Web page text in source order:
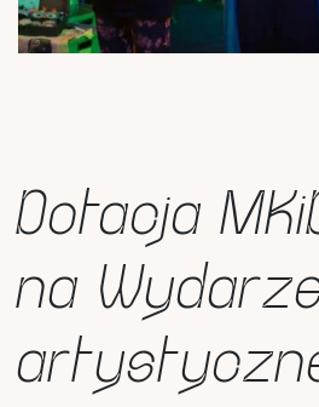
Dotacja
na